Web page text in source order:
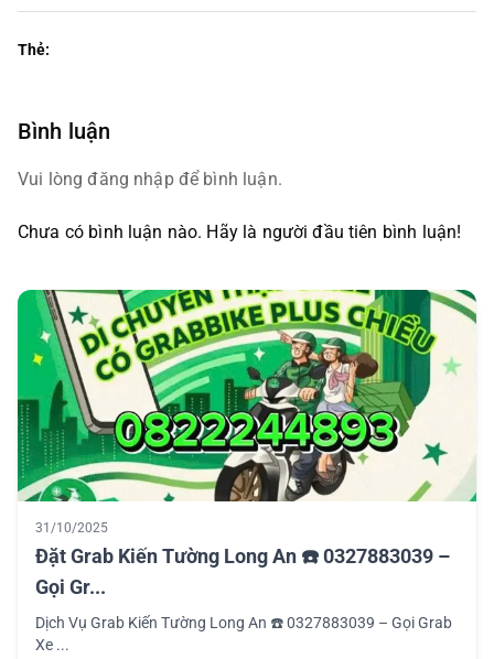
Thẻ:
Bình luận
Vui lòng đăng nhập để bình luận.
Chưa có bình luận nào. Hãy là người đầu tiên bình luận!
31/10/2025
Đặt Grab Kiến Tường Long An ☎️ 0327883039 –
Gọi Gr...
Dịch Vụ Grab Kiến Tường Long An ☎️ 0327883039 – Gọi Grab
Xe ...